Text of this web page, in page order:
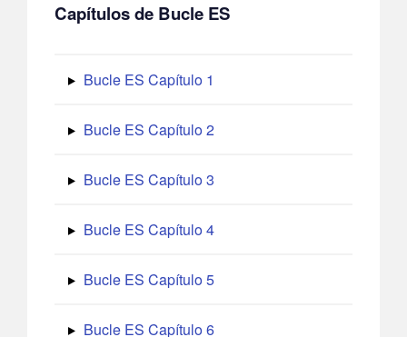
Capítulos de Bucle ES
Bucle ES Capítulo 1
Bucle ES Capítulo 2
Bucle ES Capítulo 3
Bucle ES Capítulo 4
Bucle ES Capítulo 5
Bucle ES Capítulo 6